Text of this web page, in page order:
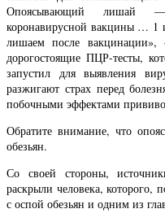
Опоясывающий лишай
коронавирусной вакцины … 1
лишаем после
дорогостоящие ПЦР-тесты,
запустил для выявления
разжигают страх перед
побочными эффектами
Обратите внимание, что
обезьян.
Со своей стороны,
раскрыли человека, которого,
с оспой обезьян и одним из